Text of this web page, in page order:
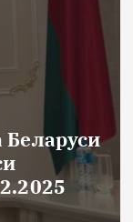
Беларуси